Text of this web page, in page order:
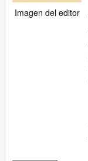
Imagen del editor